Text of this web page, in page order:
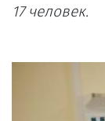
17 человек.